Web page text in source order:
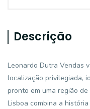
Descrição
Leonardo Dutra Vendas
localização privilegiada,
pronto em uma região
Lisboa combina a